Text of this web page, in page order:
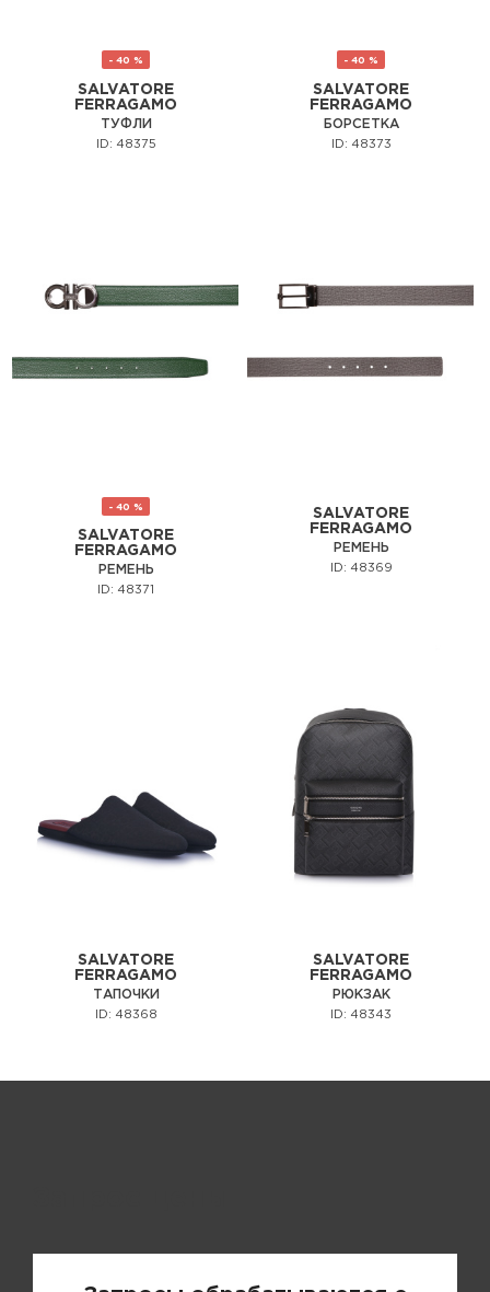
- 40 %
SALVATORE
FERRAGAMO
ТУФЛИ
ID: 48375
- 40 %
SALVATORE
FERRAGAMO
БОРСЕТКА
ID: 48373
- 40 %
SALVATORE
FERRAGAMO
РЕМЕНЬ
ID: 48371
SALVATORE
FERRAGAMO
РЕМЕНЬ
ID: 48369
SALVATORE
FERRAGAMO
ТАПОЧКИ
ID: 48368
SALVATORE
FERRAGAMO
РЮКЗАК
ID: 48343